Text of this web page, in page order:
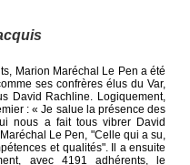
Marion Maréchal Le Pen a été
ses confrères élus du Var,
David Rachline. Logiquement,
: « Je salue la présence des
nous a fait tous vibrer David
Le Pen, "Celle qui a su,
et qualités". Il a ensuite
avec 4191 adhérents, le